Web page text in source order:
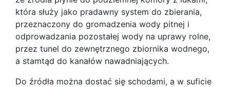
która służy jako pradawny system do zbierania,
przeznaczony do gromadzenia wody pitnej i
odprowadzania pozostałej wody na uprawy rolne,
przez tunel do zewnętrznego zbiornika wodnego,
a stamtąd do kanałów nawadniających.
Do źródła można dostać się schodami, a w suficie